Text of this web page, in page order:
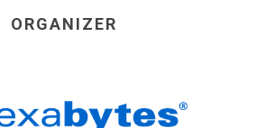
ORGANIZER